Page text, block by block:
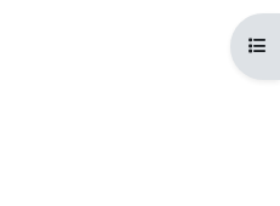
المقرر